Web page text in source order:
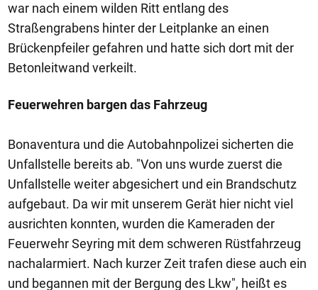
war nach einem wilden Ritt entlang des
Straßengrabens hinter der Leitplanke an einen
Brückenpfeiler gefahren und hatte sich dort mit der
Betonleitwand verkeilt.
Feuerwehren bargen das Fahrzeug
Bonaventura und die Autobahnpolizei sicherten die
Unfallstelle bereits ab. "Von uns wurde zuerst die
Unfallstelle weiter abgesichert und ein Brandschutz
aufgebaut. Da wir mit unserem Gerät hier nicht viel
ausrichten konnten, wurden die Kameraden der
Feuerwehr Seyring mit dem schweren Rüstfahrzeug
nachalarmiert. Nach kurzer Zeit trafen diese auch ein
und begannen mit der Bergung des Lkw", heißt es